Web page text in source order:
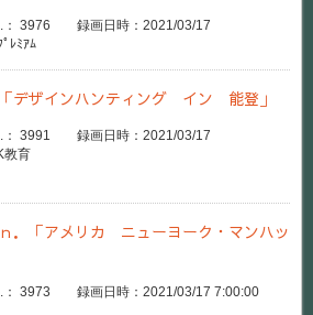
3976 録画日時：2021/03/17
ﾚﾐｱﾑ
デザインハンティング イン 能登」
3991 録画日時：2021/03/17
育
．「アメリカ ニューヨーク・マンハッ
： 3973 録画日時：2021/03/17 7:00:00